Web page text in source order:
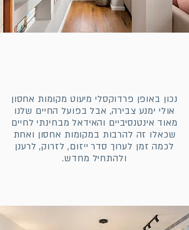
נכון באופן פרדוקסלי מיעוט מקומות אחסון
אולי ימנע צבירה, אבל בפועל החיים שלנו
מאוד אינטנסיביים והאידאל מבחינתי לחיים
שכאלו זה להרבות במקומות אחסון ואחת
לכמה זמן לערוך סדר ייזום, לזרוק, לרענן
ולהתחיל מחדש.